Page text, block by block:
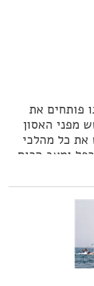
פותחים את
מפני האסון
כל מהלכי
ומצב הרוח
פסק זמן.
טובות כדי
מגיעים גם